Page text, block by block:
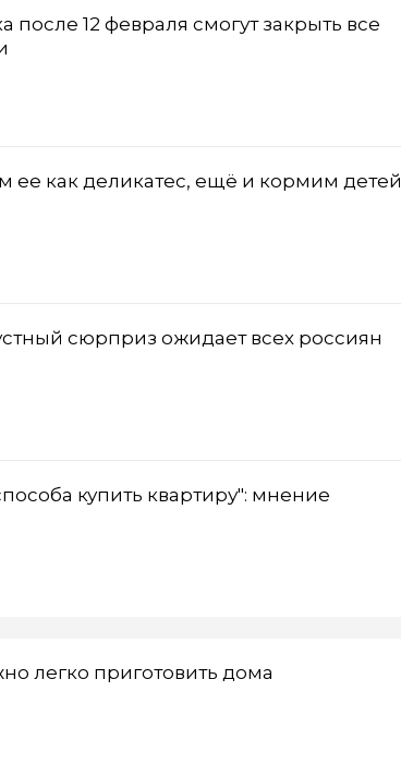
после 12 февраля смогут закрыть все
ее как деликатес, ещё и кормим детей
сюрприз ожидает всех россиян
купить квартиру": мнение
легко приготовить дома